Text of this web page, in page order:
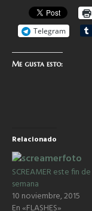
Telegram
Me gusta esto:
Relacionado
SCREAMER este fin de
semana
10 noviembre, 2015
En «FLASHES»